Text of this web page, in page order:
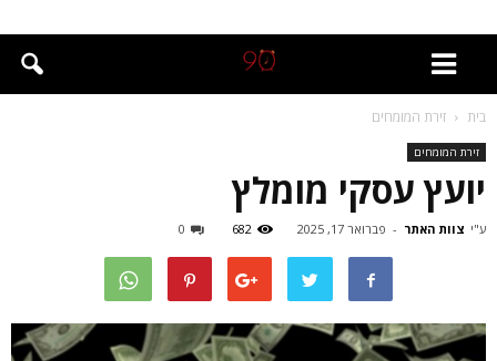
בית זירת המומחים
זירת המומחים
יועץ עסקי מומלץ
ע"י צוות האתר - פברואר 17, 2025 682
0